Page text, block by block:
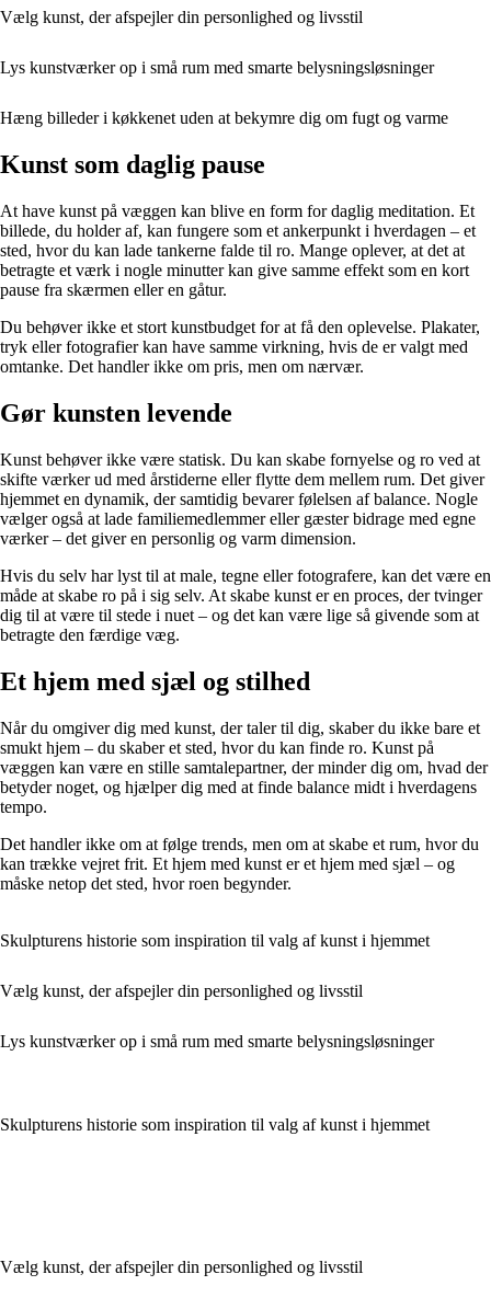
Vælg kunst, der afspejler din personlighed og livsstil
Lys kunstværker op i små rum med smarte belysningsløsninger
Hæng billeder i køkkenet uden at bekymre dig om fugt og varme
Kunst som daglig pause
At have kunst på væggen kan blive en form for daglig meditation. Et
billede, du holder af, kan fungere som et ankerpunkt i hverdagen – et
sted, hvor du kan lade tankerne falde til ro. Mange oplever, at det at
betragte et værk i nogle minutter kan give samme effekt som en kort
pause fra skærmen eller en gåtur.
Du behøver ikke et stort kunstbudget for at få den oplevelse. Plakater,
tryk eller fotografier kan have samme virkning, hvis de er valgt med
omtanke. Det handler ikke om pris, men om nærvær.
Gør kunsten levende
Kunst behøver ikke være statisk. Du kan skabe fornyelse og ro ved at
skifte værker ud med årstiderne eller flytte dem mellem rum. Det giver
hjemmet en dynamik, der samtidig bevarer følelsen af balance. Nogle
vælger også at lade familiemedlemmer eller gæster bidrage med egne
værker – det giver en personlig og varm dimension.
Hvis du selv har lyst til at male, tegne eller fotografere, kan det være en
måde at skabe ro på i sig selv. At skabe kunst er en proces, der tvinger
dig til at være til stede i nuet – og det kan være lige så givende som at
betragte den færdige væg.
Et hjem med sjæl og stilhed
Når du omgiver dig med kunst, der taler til dig, skaber du ikke bare et
smukt hjem – du skaber et sted, hvor du kan finde ro. Kunst på
væggen kan være en stille samtalepartner, der minder dig om, hvad der
betyder noget, og hjælper dig med at finde balance midt i hverdagens
tempo.
Det handler ikke om at følge trends, men om at skabe et rum, hvor du
kan trække vejret frit. Et hjem med kunst er et hjem med sjæl – og
måske netop det sted, hvor roen begynder.
Skulpturens historie som inspiration til valg af kunst i hjemmet
Vælg kunst, der afspejler din personlighed og livsstil
Lys kunstværker op i små rum med smarte belysningsløsninger
Skulpturens historie som inspiration til valg af kunst i hjemmet
Vælg kunst, der afspejler din personlighed og livsstil